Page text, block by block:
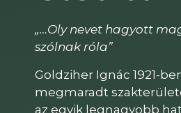
„…Oly nevet hagyott
szólnak róla”
Goldziher Ignác 1921-
megmaradt
az egyik legnagyobb